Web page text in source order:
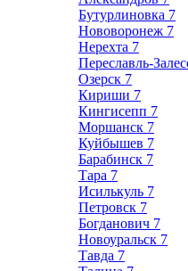
Бутурлиновка 7
Нововоронеж 7
Нерехта 7
Переславль-
Озерск 7
Кириши 7
Кингисепп 7
Моршанск 7
Куйбышев 7
Барабинск 7
Тара 7
Исилькуль 7
Петровск 7
Богданович 7
Новоуральск 7
Тавда 7